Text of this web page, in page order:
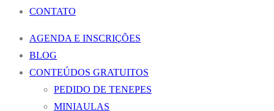
CONTATO
AGENDA E INSCRIÇÕES
BLOG
CONTEÚDOS GRATUITOS
PEDIDO DE TENEPES
MINIAULAS